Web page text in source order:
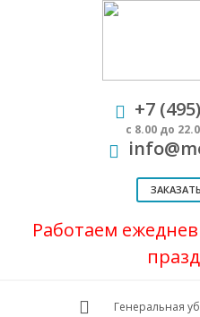
+7
с 8.00 до
Работаем
Генеральная